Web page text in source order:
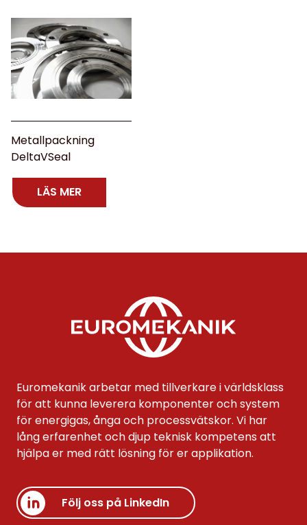
Metallpackning
DeltaVSeal
LÄS MER
Euromekanik arbetar med tillverkare i världsklass
för att kunna leverera komponenter och system
för energigas, ånga och processvätskor. Vi har
lång erfarenhet och djup teknisk kompetens att
hjälpa er med rätt lösning för er applikation.
Följ oss på LinkedIn